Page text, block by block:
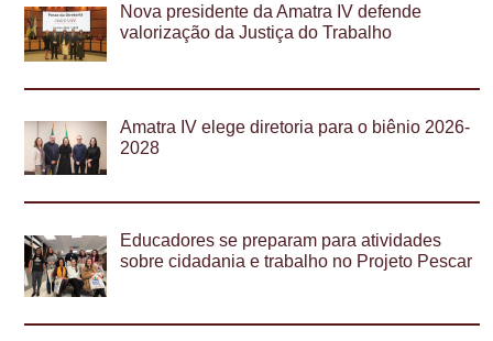
Nova presidente da Amatra IV defende
valorização da Justiça do Trabalho
Amatra IV elege diretoria para o biênio 2026-
2028
Educadores se preparam para atividades
sobre cidadania e trabalho no Projeto Pescar